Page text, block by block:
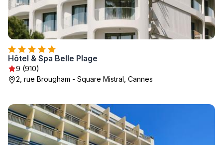
Hôtel & Spa Belle Plage
9 (910)
2, rue Brougham - Square Mistral, Cannes